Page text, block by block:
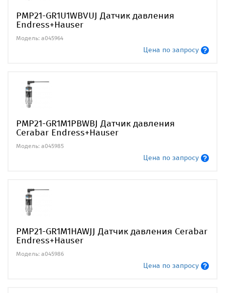
PMP21-GR1U1WBVUJ Датчик давления
Endress+Hauser
Модель: a045964
Цена по запросу
PMP21-GR1M1PBWBJ Датчик давления
Cerabar Endress+Hauser
Модель: a045985
Цена по запросу
PMP21-GR1M1HAWJJ Датчик давления Cerabar
Endress+Hauser
Модель: a045986
Цена по запросу